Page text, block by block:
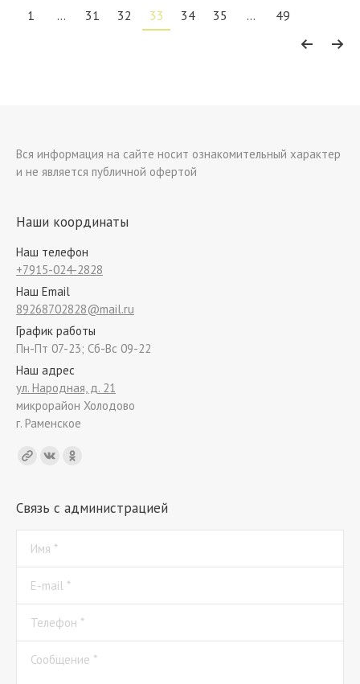
1 … 31 32 33 34 35 … 49
Вся информация на сайте носит ознакомительный характер
и не является публичной офертой
Наши координаты
Наш телефон
+7915-024-2828
Наш Email
89268702828@mail.ru
График работы
Пн-Пт 07-23; Сб-Вс 09-22
Наш адрес
ул. Народная, д. 21
микрорайон Холодово
г. Раменское
Find us on:
Связь с администрацией
Имя *
E-mail *
Телефон *
Сообщение *